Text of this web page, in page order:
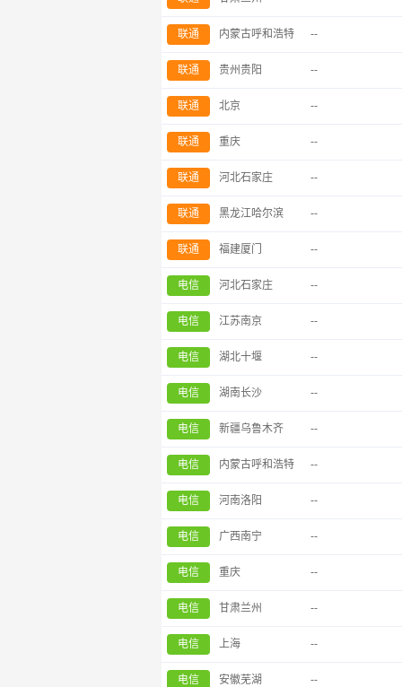
联通 内蒙古呼和浩特 --
联通 贵州贵阳 --
联通 北京 --
联通 重庆 --
联通 河北石家庄 --
联通 黑龙江哈尔滨 --
联通 福建厦门 --
电信 河北石家庄 --
电信 江苏南京 --
电信 湖北十堰 --
电信 湖南长沙 --
电信 新疆乌鲁木齐 --
电信 内蒙古呼和浩特 --
电信 河南洛阳 --
电信 广西南宁 --
电信 重庆 --
电信 甘肃兰州 --
电信 上海 --
电信 安徽芜湖 --